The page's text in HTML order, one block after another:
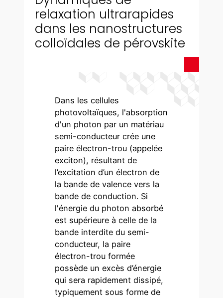
relaxation ultrarapides
dans les nanostructures
colloïdales de pérovskite
Dans les cellules
photovoltaïques, l'absorption
d'un photon par un matériau
semi-conducteur crée une
paire électron-trou (appelée
exciton), résultant de
l’excitation d’un électron de
la bande de valence vers la
bande de conduction. Si
l'énergie du photon absorbé
est supérieure à celle de la
bande interdite du semi-
conducteur, la paire
électron-trou formée
possède un excès d’énergie
qui sera rapidement dissipé,
typiquement sous forme de